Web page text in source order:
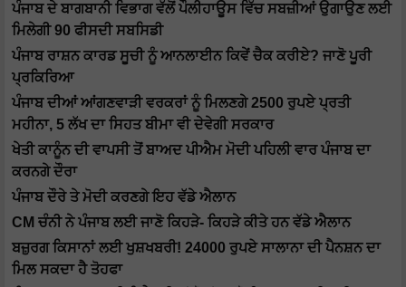
ਪੰਜਾਬ ਦੇ ਬਾਗਬਾਨੀ ਵਿਭਾਗ ਵੱਲੋਂ ਪੌਲੀਹਾਊਸ ਵਿੱਚ ਸਬਜ਼ੀਆਂ ਉਗਾਉਣ ਲਈ
ਮਿਲੇਗੀ 90 ਫੀਸਦੀ ਸਬਸਿਡੀ
ਪੰਜਾਬ ਰਾਸ਼ਨ ਕਾਰਡ ਸੂਚੀ ਨੂੰ ਆਨਲਾਈਨ ਕਿਵੇਂ ਚੈਕ ਕਰੀਏ? ਜਾਣੋ ਪੂਰੀ
ਪ੍ਰਕਿਰਿਆ
ਪੰਜਾਬ ਦੀਆਂ ਆਂਗਣਵਾੜੀ ਵਰਕਰਾਂ ਨੂੰ ਮਿਲਣਗੇ 2500 ਰੁਪਏ ਪ੍ਰਤੀ
ਮਹੀਨਾ, 5 ਲੱਖ ਦਾ ਸਿਹਤ ਬੀਮਾ ਵੀ ਦੇਵੇਗੀ ਸਰਕਾਰ
ਖੇਤੀ ਕਾਨੂੰਨ ਦੀ ਵਾਪਸੀ ਤੋਂ ਬਾਅਦ ਪੀਐਮ ਮੋਦੀ ਪਹਿਲੀ ਵਾਰ ਪੰਜਾਬ ਦਾ
ਕਰਨਗੇ ਦੌਰਾ
ਪੰਜਾਬ ਦੌਰੇ ਤੇ ਮੋਦੀ ਕਰਣਗੇ ਇਹ ਵੱਡੇ ਐਲਾਨ
CM ਚੰਨੀ ਨੇ ਪੰਜਾਬ ਲਈ ਜਾਣੋ ਕਿਹੜੇ- ਕਿਹੜੇ ਕੀਤੇ ਹਨ ਵੱਡੇ ਐਲਾਨ
ਬਜ਼ੁਰਗ ਕਿਸਾਨਾਂ ਲਈ ਖੁਸ਼ਖਬਰੀ! 24000 ਰੁਪਏ ਸਾਲਾਨਾ ਦੀ ਪੈਨਸ਼ਨ ਦਾ
ਮਿਲ ਸਕਦਾ ਹੈ ਤੋਹਫਾ